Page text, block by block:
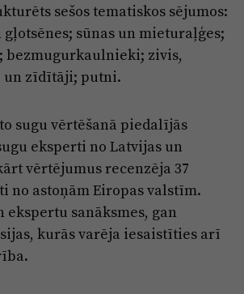
sešos tematiskos sējumos:
sūnas un mieturaļģes;
bezmugurkaulnieki; zivis,
zīdītāji; putni.
sugu vērtēšanā piedalījās
eksperti no Latvijas un
vērtējumus recenzēja 37
no astoņām Eiropas valstīm.
sanāksmes, gan
kurās varēja iesaistīties arī